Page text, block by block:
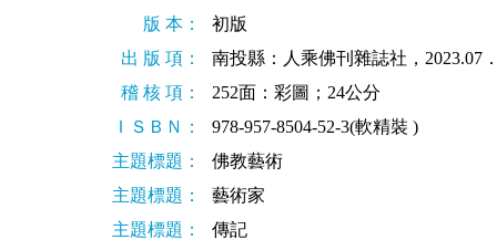
版 本：
初版
出 版 項：
南投縣：人乘佛刊雜誌社，2023.07
稽 核 項：
252面：彩圖；24公分
ＩＳＢＮ：
978-957-8504-52-3(軟精裝 )
主題標題：
佛教藝術
主題標題：
藝術家
主題標題：
傳記